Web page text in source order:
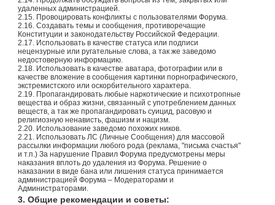
удаленных администрацией.
2.15. Провоцировать конфликты с пользователями Форума.
2.16. Создавать темы и сообщения, противоречащие
Конституции и законодательству Российской Федерации.
2.17. Использовать в качестве статуса или подписи
нецензурные или ругательные слова, а так же заведомо
недостоверную информацию.
2.18. Использовать в качестве аватара, фотографии или в
качестве вложение в сообщения картинки порнографического,
экстремистского или оскорбительного характера.
2.19. Пропагандировать любые наркотические и психотропные
вещества и образ жизни, связанный с употреблением данных
веществ, а так же пропагандировать суицид, расовую и
религиозную ненависть, фашизм и нацизм.
2.20. Использование заведомо похожих ников.
2.21. Использовать ЛС (Личные Сообщения) для массовой
рассылки информации любого рода (реклама, "письма счастья"
и т.п.) За нарушение Правил Форума предусмотрены меры
наказания вплоть до удаления из Форума. Решение о
наказании в виде бана или лишения статуса принимается
администрацией Форума – Модераторами и
Администраторами.
3. Общие рекомендации и советы: